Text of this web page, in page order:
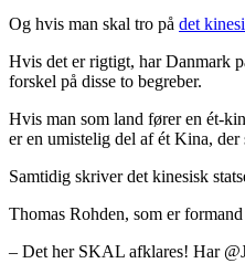
Og hvis man skal tro på det
Hvis det er rigtigt, har Danmark
forskel på disse to begreber.
Hvis man som land fører en ét-
er en umistelig del af ét Kina, der
Samtidig skriver det kinesisk
Thomas Rohden, som er
– Det her SKAL afklares! Har